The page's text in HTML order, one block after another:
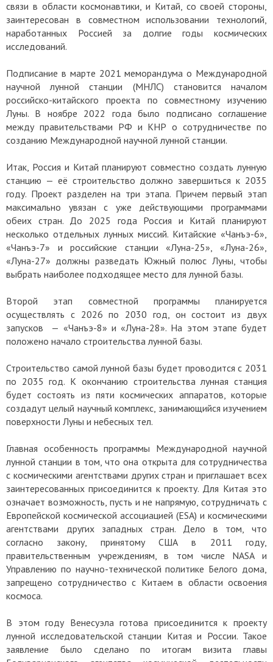
связи в области космонавтики, и Китай, со своей стороны,
заинтересован в совместном использовании технологий,
наработанных Россией за долгие годы космических
исследований.
Подписание в марте 2021 меморандума о Международной
научной лунной станции (МНЛС) становится началом
российско-китайского проекта по совместному изучению
Луны. В ноябре 2022 года было подписано соглашение
между правительствами РФ и КНР о сотрудничестве по
созданию Международной научной лунной станции.
Итак, Россия и Китай планируют совместно создать лунную
станцию — её строительство должно завершиться к 2035
году. Проект разделен на три этапа. Причем первый этап
максимально увязан с уже действующими программами
обеих стран. До 2025 года Россия и Китай планируют
несколько отдельных лунных миссий. Китайские «Чанъэ-6»,
«Чанъэ-7» и российские станции «Луна-25», «Луна-26»,
«Луна-27» должны разведать Южный полюс Луны, чтобы
выбрать наиболее подходящее место для лунной базы.
Второй этап совместной программы планируется
осуществлять с 2026 по 2030 год, он состоит из двух
запусков — «Чанъэ-8» и «Луна-28». На этом этапе будет
положено начало строительства лунной базы.
Строительство самой лунной базы будет проводится с 2031
по 2035 год. К окончанию строительства лунная станция
будет состоять из пяти космических аппаратов, которые
создадут целый научный комплекс, занимающийся изучением
поверхности Луны и небесных тел.
Главная особенность программы Международной научной
лунной станции в том, что она открыта для сотрудничества
с космическими агентствами других стран и приглашает всех
заинтересованных присоединится к проекту. Для Китая это
означает возможность, пусть и не напрямую, сотрудничать с
Европейской космической ассоциацией (ESA) и космическими
агентствами других западных стран. Дело в том, что
согласно закону, принятому США в 2011 году,
правительственным учреждениям, в том числе NASA и
Управлению по научно-технической политике Белого дома,
запрещено сотрудничество с Китаем в области освоения
космоса.
В этом году Венесуэла готова присоединится к проекту
лунной исследовательской станции Китая и России. Такое
заявление было сделано по итогам визита главы